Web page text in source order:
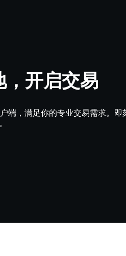
开启交易
端，满足你的专业交易需求。即